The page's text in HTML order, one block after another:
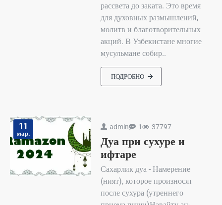
рассвета до заката. Это время
для духовных размышлений,
молитв и благотворительных
акций. В Узбекистане многие
мусульмане собир..
ПОДРОБНО
11
мар.
admin 1 37797
Дуа при сухуре и
ифтаре
Сахарлик дуа - Намерение
(ният), которое произносят
после сухура (утреннего